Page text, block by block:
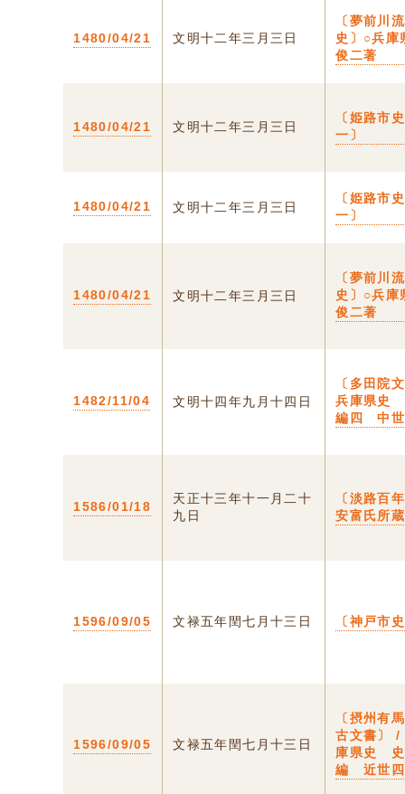
1480/04/21 文明十二年三月三日
〔夢前川
史〕○兵庫
俊二著
1480/04/21 文明十二年三月三日
〔姫路
一〕
1480/04/21 文明十二年三月三日
〔姫路
一〕
1480/04/21 文明十二年三月三日
〔夢前川
史〕○兵庫
俊二著
1482/11/04 文明十四年九月十四日
〔多田院
兵庫県史
編四 中
1586/01/18
天正十三年十一月二十
九日
〔淡路百
安富氏所蔵
1596/09/05 文禄五年閏七月十三日 〔神戸市
1596/09/05 文禄五年閏七月十三日
〔摂州有
古文書〕 /
庫県史
編 近世